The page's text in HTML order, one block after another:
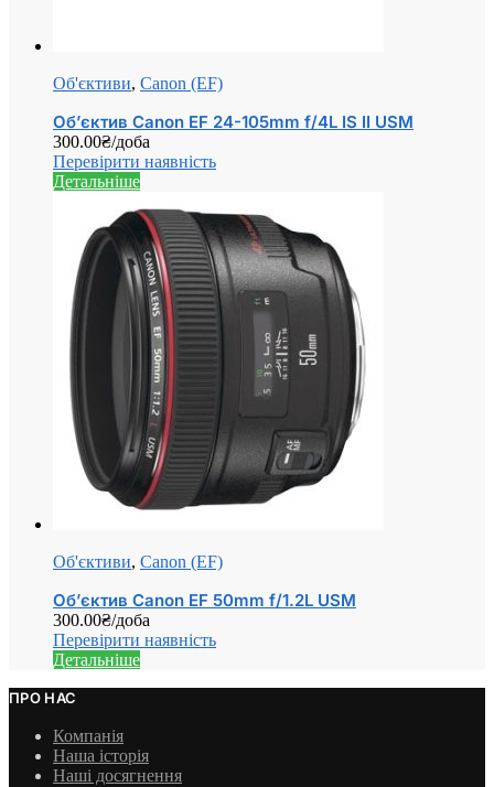
Об'єктиви, Canon (EF)
Об’єктив Canon EF 24-105mm f/4L IS II USM
300.00₴/доба
Перевірити наявність
Детальніше
Об'єктиви, Canon (EF)
Об’єктив Canon EF 50mm f/1.2L USM
300.00₴/доба
Перевірити наявність
Детальніше
ПРО НАС
Компанія
Наша історія
Наші досягнення